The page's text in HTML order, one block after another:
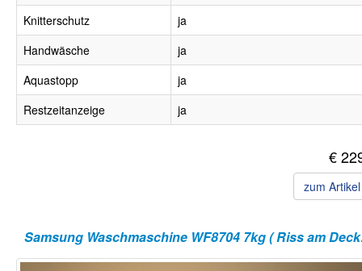
Knitterschutz
ja
Handwäsche
ja
Aquastopp
ja
Restzeitanzeige
ja
€
zum